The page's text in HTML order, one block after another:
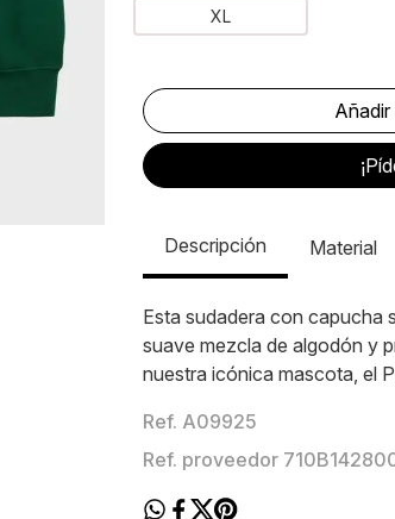
XL
Descripción Material
Esta sudadera con
suave mezcla de algodón y
nuestra icónica mascota, el
Ref. A09925
Ref. proveedor